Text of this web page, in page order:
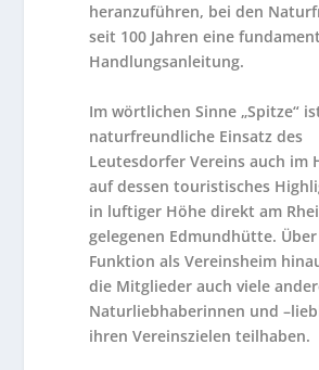
heranzuführen, bei den
seit 100 Jahren eine
Handlungsanleitung.
Im wörtlichen Sinne „Spitze“
naturfreundliche Einsatz des
Leutesdorfer Vereins auch im
auf dessen touristisches
in luftiger Höhe direkt am
gelegenen Edmundhütte.
Funktion als Vereinsheim
die Mitglieder auch viele
Naturliebhaberinnen und
ihren Vereinszielen teilhaben.